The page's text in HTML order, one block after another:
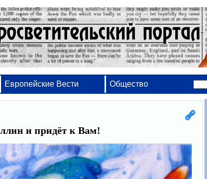
Европейские Вести Общество
и придёт к Вам!
Набор, вёрстка, оформление - от проектов и дипломов до книг,